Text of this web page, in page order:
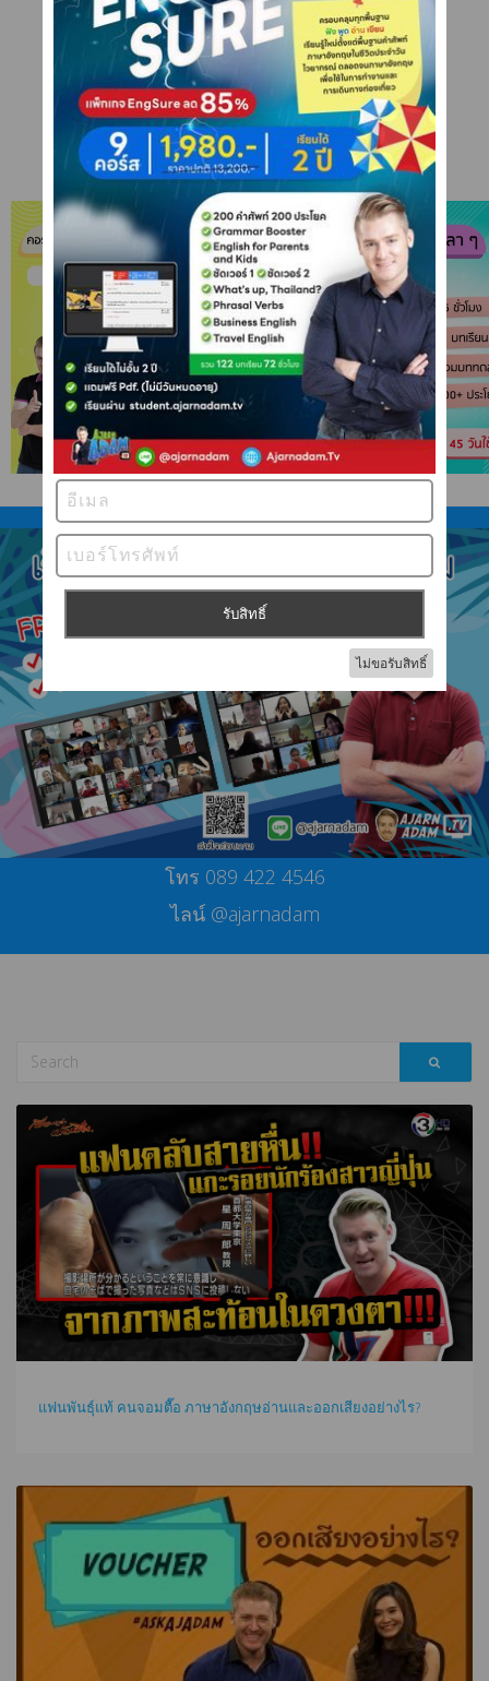
คอร์สเดี่ยว
โทร 089 422 4546
ไลน์ @ajarnadam
แฟนพันธุ์แท้ คนจอมตื๊อ ภาษาอังกฤษอ่านและออกเสียงอย่างไร?